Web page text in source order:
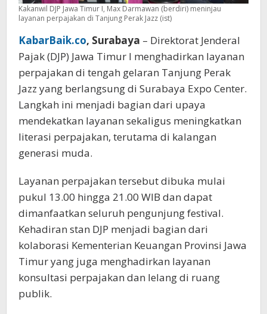
Kakanwil DJP Jawa Timur I, Max Darmawan (berdiri) meninjau
layanan perpajakan di Tanjung Perak Jazz (ist)
KabarBaik.co, Surabaya – Direktorat Jenderal
Pajak (DJP) Jawa Timur I menghadirkan layanan
perpajakan di tengah gelaran Tanjung Perak
Jazz yang berlangsung di Surabaya Expo Center.
Langkah ini menjadi bagian dari upaya
mendekatkan layanan sekaligus meningkatkan
literasi perpajakan, terutama di kalangan
generasi muda.
Layanan perpajakan tersebut dibuka mulai
pukul 13.00 hingga 21.00 WIB dan dapat
dimanfaatkan seluruh pengunjung festival.
Kehadiran stan DJP menjadi bagian dari
kolaborasi Kementerian Keuangan Provinsi Jawa
Timur yang juga menghadirkan layanan
konsultasi perpajakan dan lelang di ruang
publik.